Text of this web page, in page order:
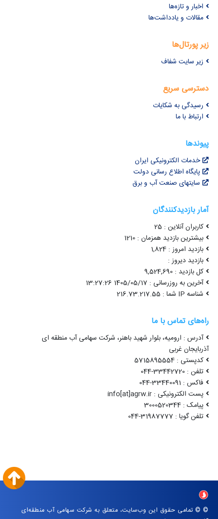
اخبار و تازه‌ها
مقالات و یادداشت‌ها
زیر پورتال‌ها
زیر سایت شفاف
دسترسی سریع
رسیدگی به شکایات
ارتباط با ما
پیوندها
خدمات الکترونیکی ایران
پایگاه اطلاع رسانی دولت
سایتهای صنعت آب و برق
آمار بازدیدکنندگان
کاربران آنلاین : 25
بیشترین بازدید همزمان : 1210
بازدید امروز : 1,824
بازدید دیروز :
کل بازدید : 9,524,690
آخرین به روزرسانی : 1405/05/17 13:27:26
شناسه IP شما : 216.73.217.55
راه‌های تماس با ما
آدرس : ارومیه، بلوار شهید باهنر، شرکت سهامی آب منطقه ای
آذربایجان غربی
کدپستی : 5715895554
تلفن : 33442720-044
فاکس : 33440091-044
پست الکترونیکی : info[at]agrw.ir
پیامک : 3000520344
تلفن گویا : 31987777-044
© © تمامی حقوق این وب‌سایت، متعلق به شرکت سهامی آب منطقه‌ای